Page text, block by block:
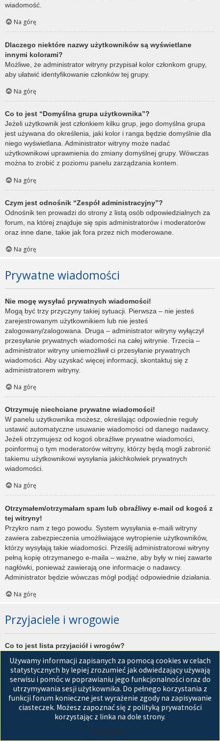
wiadomość.
Na górę
Dlaczego niektóre nazwy użytkowników są wyświetlane
innymi kolorami?
Możliwe, że administrator witryny przypisał kolor członkom grupy,
aby ułatwić identyfikowanie członków tej grupy.
Na górę
Co to jest “Domyślna grupa użytkownika”?
Jeżeli użytkownik jest członkiem kilku grup, jego domyślna grupa
jest używana do określenia, jaki kolor i ranga będzie domyślnie dla
niego wyświetlana. Administrator witryny może nadać
użytkownikowi uprawnienia do zmiany domyślnej grupy. Wówczas
można to zrobić z poziomu panelu zarządzania kontem.
Na górę
Czym jest odnośnik “Zespół administracyjny”?
Odnośnik ten prowadzi do strony z listą osób odpowiedzialnych za
forum, na której znajduje się spis administratorów i moderatorów
oraz inne dane, takie jak fora przez nich moderowane.
Na górę
Prywatne wiadomości
Nie mogę wysyłać prywatnych wiadomości!
Mogą być trzy przyczyny takiej sytuacji. Pierwsza – nie jesteś
zarejestrowanym użytkownikiem lub nie jesteś
zalogowany/zalogowana. Druga – administrator witryny wyłączył
przesyłanie prywatnych wiadomości na całej witrynie. Trzecia –
administrator witryny uniemożliwił ci przesyłanie prywatnych
wiadomości. Aby uzyskać więcej informacji, skontaktuj się z
administratorem witryny.
Na górę
Otrzymuję niechciane prywatne wiadomości!
W panelu użytkownika możesz, określając odpowiednie reguły
ustawić automatyczne usuwanie wiadomości od danego nadawcy.
Jeżeli otrzymujesz od kogoś obraźliwe prywatne wiadomości,
poinformuj o tym moderatorów witryny, którzy będą mogli zabronić
takiemu użytkownikowi wysyłania jakichkolwiek prywatnych
wiadomości.
Na górę
Otrzymałem/otrzymałam spam lub obraźliwy e-mail od kogoś z
tej witryny!
Przykro nam z tego powodu. System wysyłania e-maili witryny
zawiera zabezpieczenia umożliwiające wytropienie użytkowników,
którzy wysyłają takie wiadomości. Prześlij administratorowi witryny
pełną kopię otrzymanego e-maila – ważne, aby były w niej zawarte
nagłówki, ponieważ zawierają one informacje o nadawcy.
Administrator będzie wówczas mógł podjąć odpowiednie działania.
Na górę
Przyjaciele i wrogowie
Co to jest lista przyjaciół i wrogów?
użytkowników witryny. Użytkownicy dodani do listy przyjaciół będą
wyświetleni na karciePrzyjacieleznajdującej się w panelu
zarządzania kontem. Z tego poziomu można szybko sprawdzić ich
status, a także wysłać prywatną wiadomość. Zależnie od
używanego stylu witryny, posty tych użytkowników mogą być
wyróżniane. Jeśli użytkownik zostanie dodany do listy wrogów,
Używamy informacji zapisanych za pomocą cookies w celach
statystycznych by lepiej zrozumieć jak odwiedzający używają
serwisu i pomóc w poprawianiu jego funkcjonalności oraz do
utrzymywania sesji użytkownika. Do pełnego korzystania z
funkcji forum konieczne jest wyrażenie zgody na zapisywanie
ciasteczek. Możesz zapoznać się z polityką prywatności
korzystając z linka na dole strony.
Akceptuję